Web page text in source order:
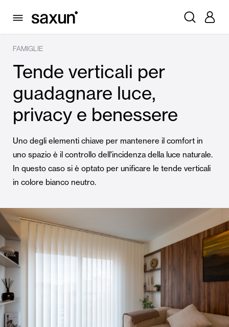
FAMIGLIE
Tende verticali per
guadagnare luce,
privacy e benessere
Uno degli elementi chiave per mantenere il comfort in
uno spazio è il controllo dell'incidenza della luce naturale.
In questo caso si è optato per unificare le tende verticali
in colore bianco neutro.